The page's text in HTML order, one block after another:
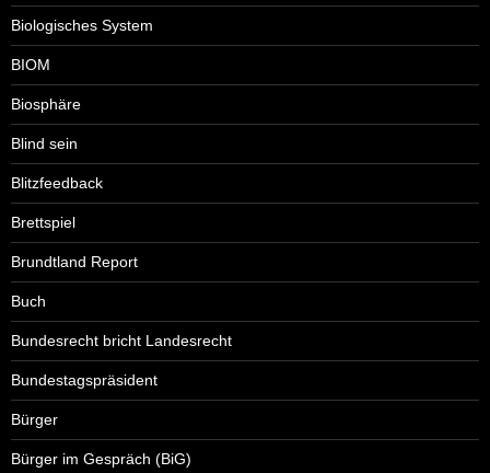
Biologisches System
BIOM
Biosphäre
Blind sein
Blitzfeedback
Brettspiel
Brundtland Report
Buch
Bundesrecht bricht Landesrecht
Bundestagspräsident
Bürger
Bürger im Gespräch (BiG)